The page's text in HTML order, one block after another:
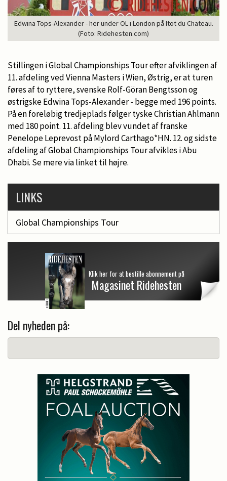
Edwina Tops-Alexander - her under OL i London på Itot du Chateau.
(Foto: Ridehesten.com)
Stillingen i Global Championships Tour efter afviklingen af
11. afdeling ved Vienna Masters i Wien, Østrig, er at turen
føres af to ryttere, svenske Rolf-Göran Bengtsson og
østrigske Edwina Tops-Alexander - begge med 196 points.
På en foreløbig tredjeplads følger tyske Christian Ahlmann
med 180 point. 11. afdeling blev vundet af franske
Penelope Leprevost på Mylord Carthago*HN. 12. og sidste
afdeling af Global Championships Tour afvikles i Abu
Dhabi. Se mere via linket til højre.
LINKS
Global Championships Tour
Klik her for at bestille abonnement på
Magasinet Ridehesten
Del nyheden på: